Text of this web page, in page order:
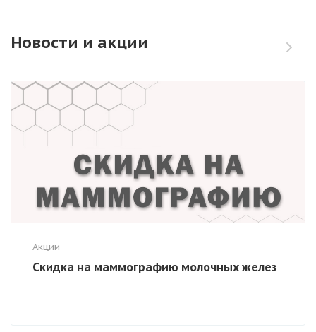
Новости и акции
Акции
Скидка на маммографию молочных желез